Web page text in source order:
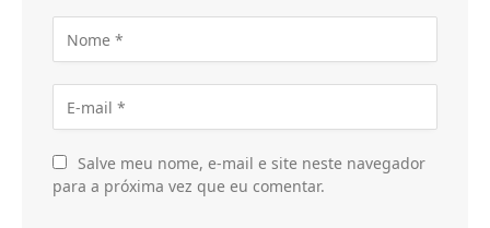
Salve meu nome, e-mail e site neste navegador
para a próxima vez que eu comentar.